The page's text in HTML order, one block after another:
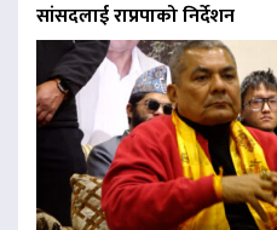
सांसदलाई राप्रपाको निर्देशन